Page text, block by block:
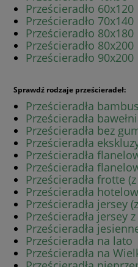
Prześcieradło 60x120
Prześcieradło 70x140
Prześcieradło 80x180
Prześcieradło 80x200
Prześcieradło 90x200
Sprawdź rodzaje prześcieradeł:
Prześcieradła
Prześcieradła
Prześcieradła bez
Prześcieradła
Prześcieradła
Prześcieradła
Prześcieradła frotte
Prześcieradła
Prześcieradła jersey
Prześcieradła jersey
Prześcieradła
Prześcieradła na lato
Prześcieradła na